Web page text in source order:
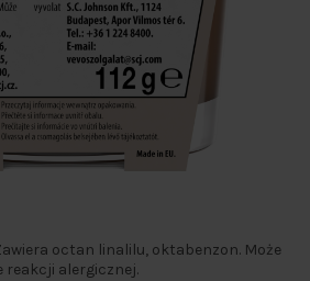
octan linalilu, oktabenzon. Może
reakcji alergicznej.